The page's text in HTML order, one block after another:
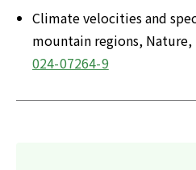
Climate velocities and
mountain regions, Nature,
024-07264-9